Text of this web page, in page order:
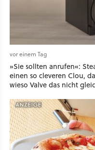
vor einem Tag
»Sie sollten anrufen«:
einen so cleveren Clou,
wieso Valve das nicht